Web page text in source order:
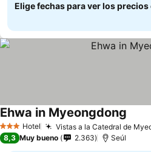
Elige fechas para ver los precios
3 Estrellas
Hotel Vistas a la Catedral de
Ehwa in Myeongdong
8,3 Muy bueno 2.363 Seúl